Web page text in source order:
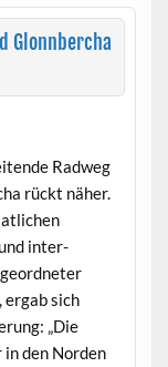
Glonnbercha
Rad­weg
rückt näher.
und inter­
sich
„Die
den Nor­den